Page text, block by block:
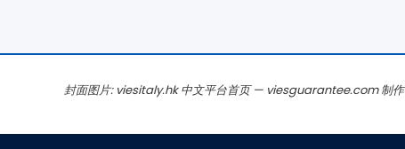
封面图片: viesitaly.hk 中文平台首页 — viesguarantee.com 制作